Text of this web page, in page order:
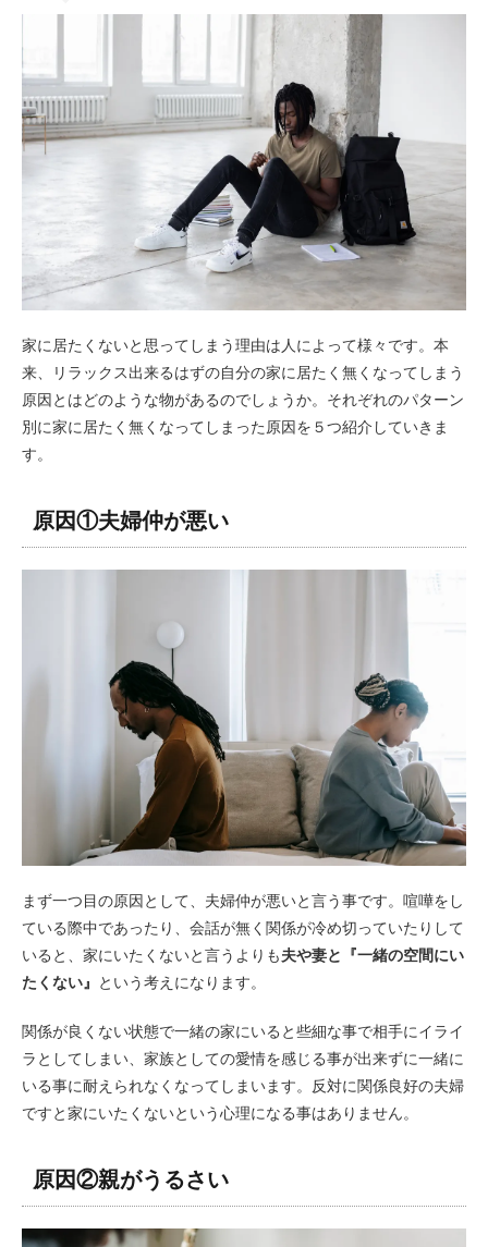
家に居たくないと思ってしまう理由は人によって様々です。本
来、リラックス出来るはずの自分の家に居たく無くなってしまう
原因とはどのような物があるのでしょうか。それぞれのパターン
別に家に居たく無くなってしまった原因を５つ紹介していきま
す。
原因①夫婦仲が悪い
まず一つ目の原因として、夫婦仲が悪いと言う事です。喧嘩をし
ている際中であったり、会話が無く関係が冷め切っていたりして
いると、家にいたくないと言うよりも夫や妻と『一緒の空間にい
たくない』
という考えになります。
関係が良くない状態で一緒の家にいると些細な事で相手にイライ
ラとしてしまい、家族としての愛情を感じる事が出来ずに一緒に
いる事に耐えられなくなってしまいます。反対に関係良好の夫婦
ですと家にいたくないという心理になる事はありません。
原因②親がうるさい